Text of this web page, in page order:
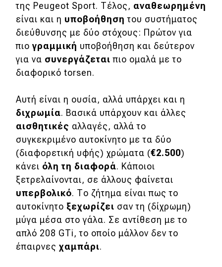
της Peugeot Sport. Τέλος, αναθεωρημένη
είναι και η υποβοήθηση του συστήματος
διεύθυνσης με δύο στόχους: Πρώτον για
πιο γραμμική υποβοήθηση και δεύτερον
για να συνεργάζεται πιο ομαλά με το
διαφορικό torsen.
Αυτή είναι η ουσία, αλλά υπάρχει και η
διχρωμία. Βασικά υπάρχουν και άλλες
αισθητικές αλλαγές, αλλά το
συγκεκριμένο αυτοκίνητο με τα δύο
(διαφορετική υφής) χρώματα (€2.500)
κάνει όλη τη διαφορά. Κάποιοι
ξετρελαίνονται, σε άλλους φαίνεται
υπερβολικό. Το ζήτημα είναι πως το
αυτοκίνητο ξεχωρίζει σαν τη (δίχρωμη)
μύγα μέσα στο γάλα. Σε αντίθεση με το
απλό 208 GTi, το οποίο μάλλον δεν το
έπαιρνες χαμπάρι.